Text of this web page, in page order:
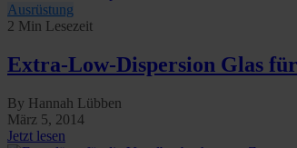
Ausrüstung
2 Min Lesezeit
Extra-Low-Dispersion Glas
By Hannah Lübben
März 5, 2014
Jetzt lesen